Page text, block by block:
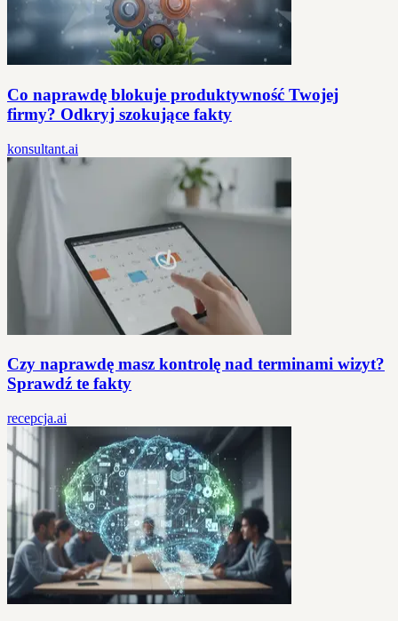
Co naprawdę blokuje produktywność Twojej
firmy? Odkryj szokujące fakty
konsultant.ai
Czy naprawdę masz kontrolę nad terminami wizyt?
Sprawdź te fakty
recepcja.ai